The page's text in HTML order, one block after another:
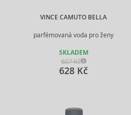
VINCE CAMUTO BELLA
parfémovaná voda pro ženy
SKLADEM
607 Kč
628 Kč